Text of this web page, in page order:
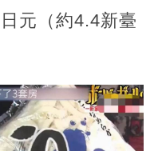
元（約4.4新臺